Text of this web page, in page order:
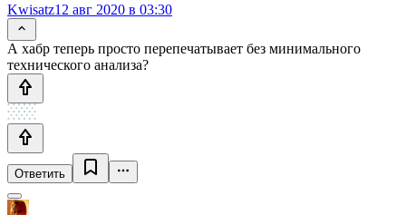
Kwisatz12 авг 2020 в 03:30
А хабр теперь просто перепечатывает без минимального
технического анализа?
Ответить